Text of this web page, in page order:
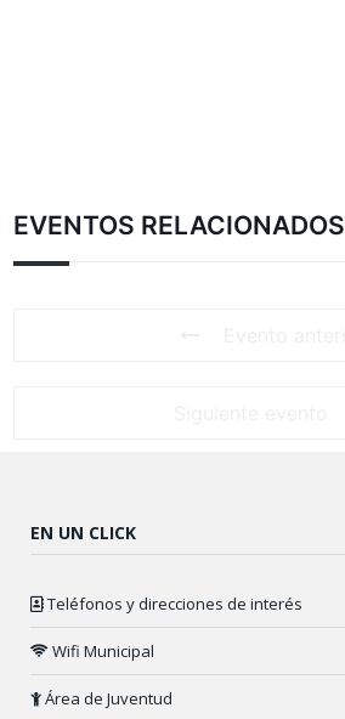
EVENTOS RELACIONADOS
EN UN CLICK
Teléfonos y direcciones de interés
Wifi Municipal
Área de Juventud